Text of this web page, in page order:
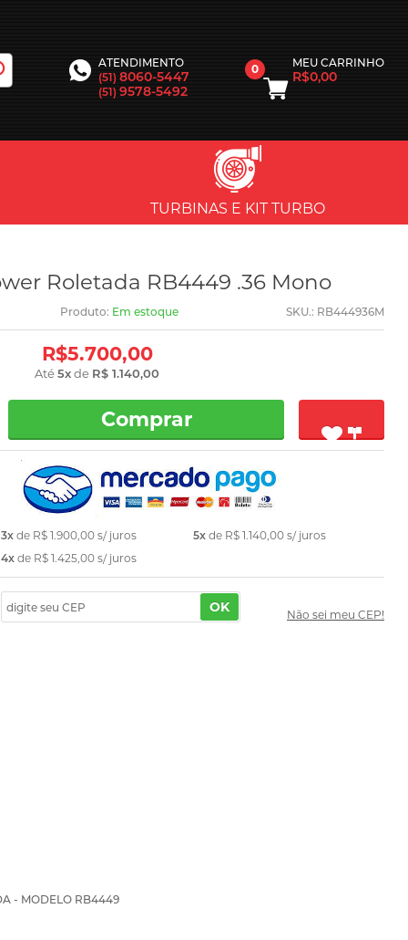
ATENDIMENTO
(51) 8060-5447
(51) 9578-5492
0 MEU CARRINHO
R$0,00
TURBINAS E KIT TURBO
Roletada RB4449 .36 Mono
Produto: Em estoque SKU.: RB444936M
R$5.700,00
Até5xde R$ 1.140,00
Comprar
3xde R$ 1.900,00s/ juros
4xde R$ 1.425,00s/ juros
5x de R$ 1.140,00 s/ juros
OK Não sei meu CEP!
- MODELO RB4449